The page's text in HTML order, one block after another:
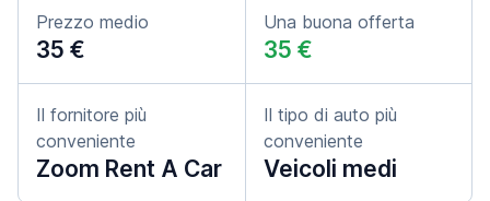
Prezzo medio
35 €
Una buona offerta
35 €
Il fornitore più
conveniente
Zoom Rent A Car
Il tipo di auto più
conveniente
Veicoli medi